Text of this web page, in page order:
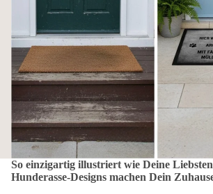
So einzigartig illustriert wie Deine
Hunderasse-Designs machen Dein